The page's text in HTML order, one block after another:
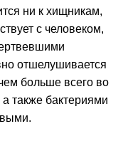
ни к хищникам,
с человеком,
отшелушивается
больше всего во
также бактериями